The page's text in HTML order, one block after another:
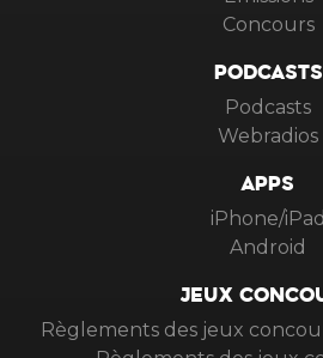
Concours
PODCASTS
Podcasts
Webradios
APPS
iPhone/iPad
Android
JEUX
Règlements des jeux